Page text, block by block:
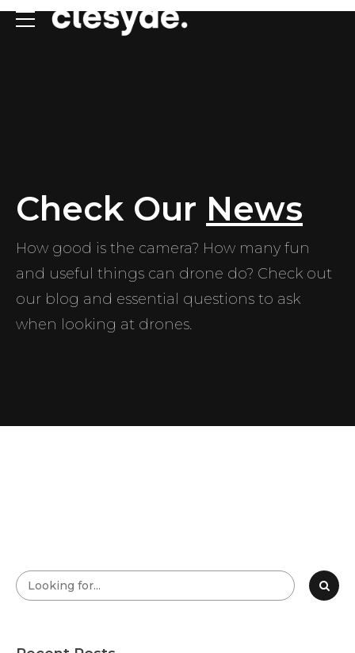
Check Our News
How good is the camera? How many fun
and useful things can drone do? Check out
our blog and essential questions to ask
when looking at drones.